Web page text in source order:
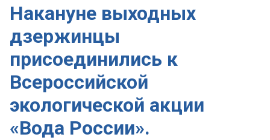
Накануне выходных
дзержинцы
присоединились к
Всероссийской
экологической акции
«Вода России».